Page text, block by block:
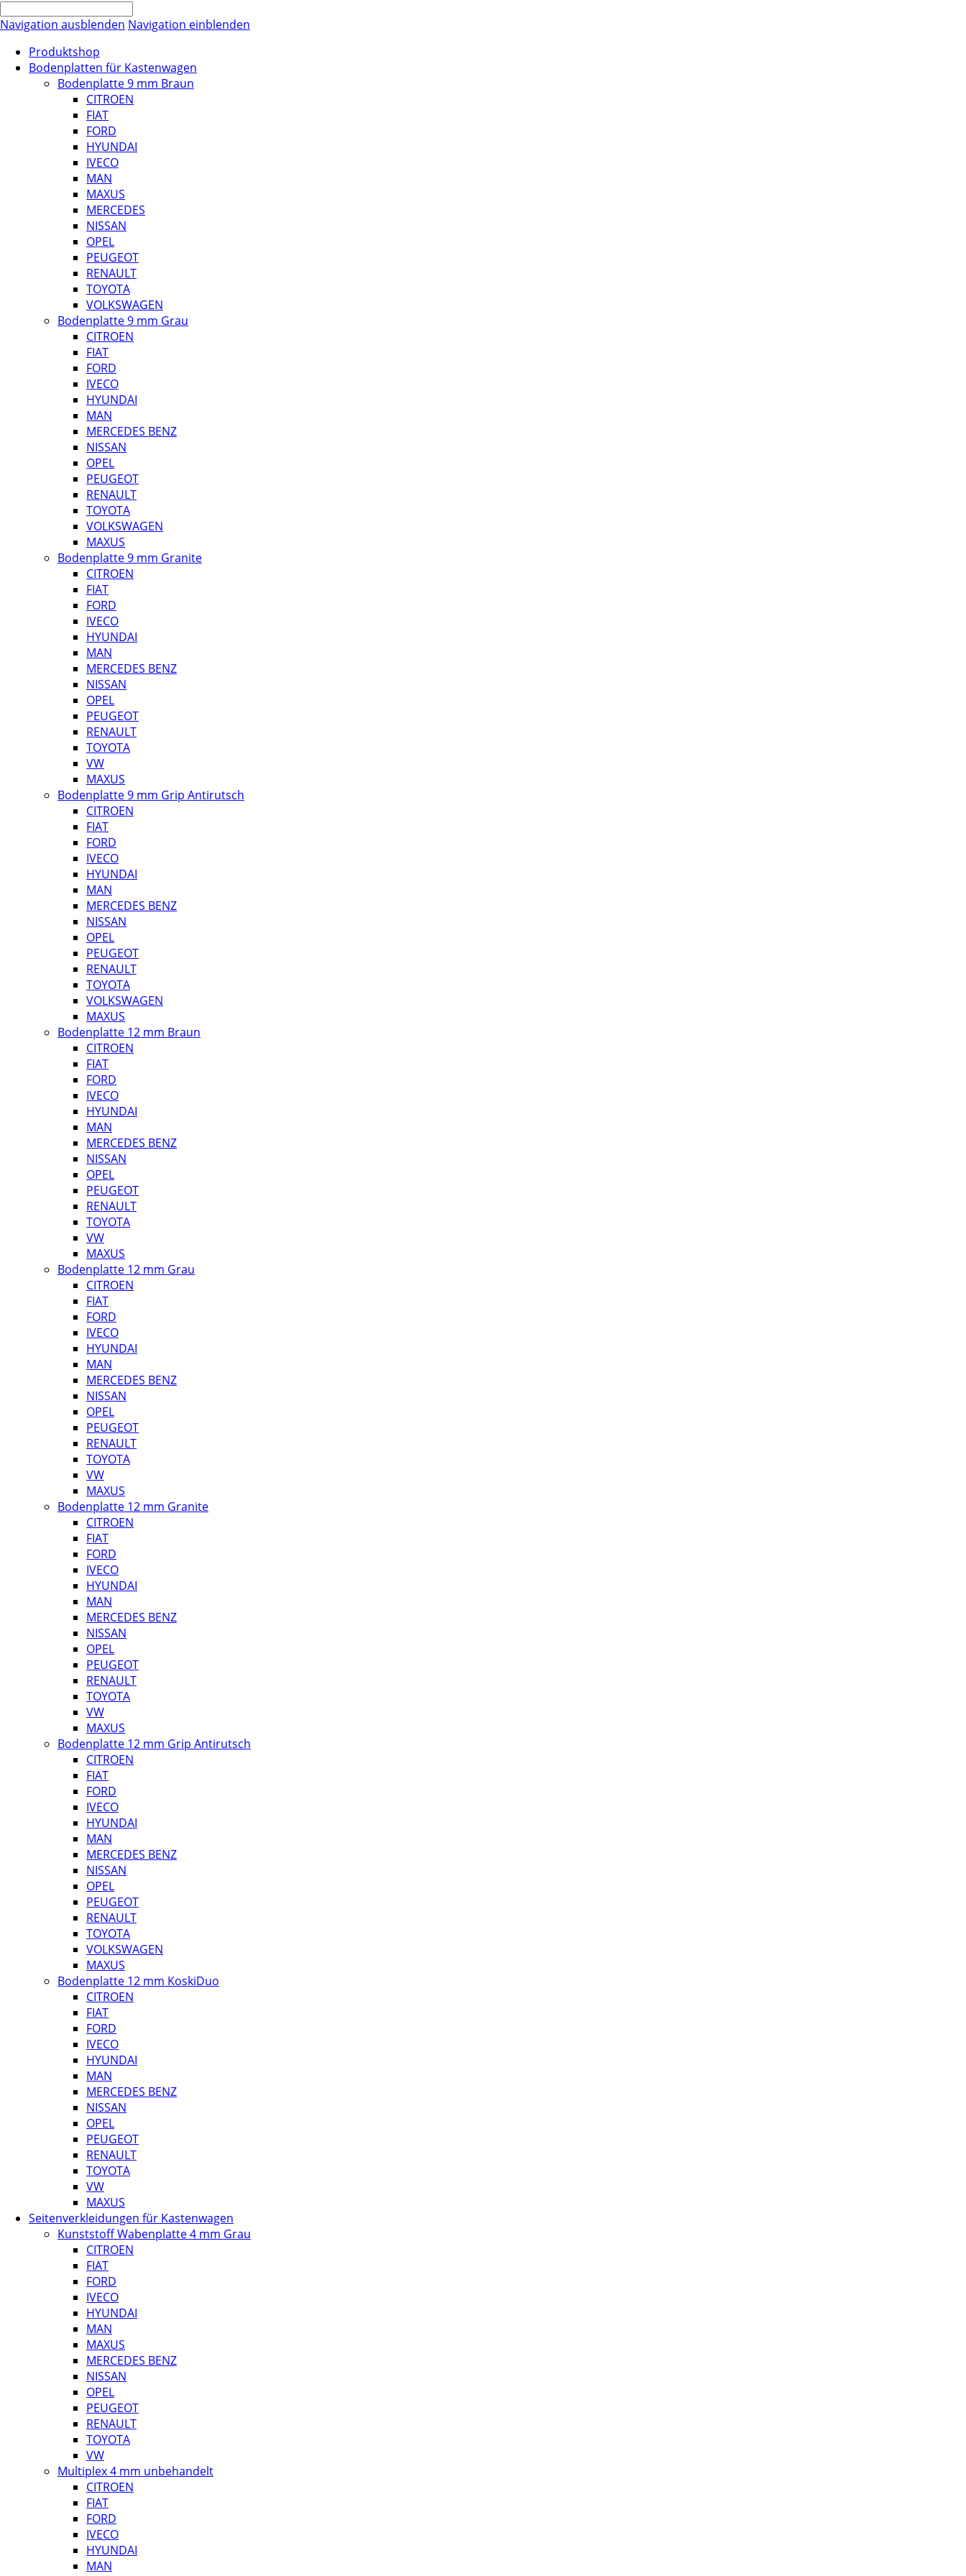
Navigation ausblenden Navigation einblenden
Produktshop
Bodenplatten für Kastenwagen
Bodenplatte 9 mm Braun
CITROEN
FIAT
FORD
HYUNDAI
IVECO
MAN
MAXUS
MERCEDES
NISSAN
OPEL
PEUGEOT
RENAULT
TOYOTA
VOLKSWAGEN
Bodenplatte 9 mm Grau
CITROEN
FIAT
FORD
IVECO
HYUNDAI
MAN
MERCEDES BENZ
NISSAN
OPEL
PEUGEOT
RENAULT
TOYOTA
VOLKSWAGEN
MAXUS
Bodenplatte 9 mm Granite
CITROEN
FIAT
FORD
IVECO
HYUNDAI
MAN
MERCEDES BENZ
NISSAN
OPEL
PEUGEOT
RENAULT
TOYOTA
VW
MAXUS
Bodenplatte 9 mm Grip Antirutsch
CITROEN
FIAT
FORD
IVECO
HYUNDAI
MAN
MERCEDES BENZ
NISSAN
OPEL
PEUGEOT
RENAULT
TOYOTA
VOLKSWAGEN
MAXUS
Bodenplatte 12 mm Braun
CITROEN
FIAT
FORD
IVECO
HYUNDAI
MAN
MERCEDES BENZ
NISSAN
OPEL
PEUGEOT
RENAULT
TOYOTA
VW
MAXUS
Bodenplatte 12 mm Grau
CITROEN
FIAT
FORD
IVECO
HYUNDAI
MAN
MERCEDES BENZ
NISSAN
OPEL
PEUGEOT
RENAULT
TOYOTA
VW
MAXUS
Bodenplatte 12 mm Granite
CITROEN
FIAT
FORD
IVECO
HYUNDAI
MAN
MERCEDES BENZ
NISSAN
OPEL
PEUGEOT
RENAULT
TOYOTA
VW
MAXUS
Bodenplatte 12 mm Grip Antirutsch
CITROEN
FIAT
FORD
IVECO
HYUNDAI
MAN
MERCEDES BENZ
NISSAN
OPEL
PEUGEOT
RENAULT
TOYOTA
VOLKSWAGEN
MAXUS
Bodenplatte 12 mm KoskiDuo
CITROEN
FIAT
FORD
IVECO
HYUNDAI
MAN
MERCEDES BENZ
NISSAN
OPEL
PEUGEOT
RENAULT
TOYOTA
VW
MAXUS
Seitenverkleidungen für Kastenwagen
Kunststoff Wabenplatte 4 mm Grau
CITROEN
FIAT
FORD
IVECO
HYUNDAI
MAN
MAXUS
MERCEDES BENZ
NISSAN
OPEL
PEUGEOT
RENAULT
TOYOTA
VW
Multiplex 4 mm unbehandelt
CITROEN
FIAT
FORD
IVECO
HYUNDAI
MAN